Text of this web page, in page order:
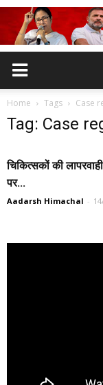
Home Tags Case
Tag: Case
चिकित्सकों की
पर...
Aadarsh Himachal -